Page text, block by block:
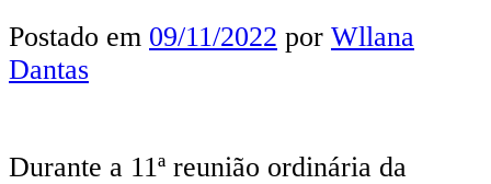
Postado em 09/11/2022 por Wllana
Dantas
Durante a 11ª reunião ordinária da